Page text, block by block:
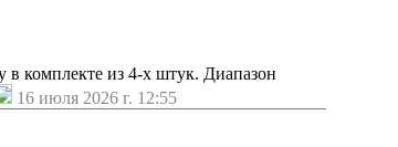
комплекте из 4-х штук. Диапазон
16 июля 2026 г. 12:55